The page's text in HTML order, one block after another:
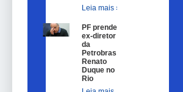
Leia mais »
PF prende
ex-diretor
da
Petrobras
Renato
Duque no
Rio